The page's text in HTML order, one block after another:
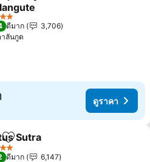
ว
ดีมาก
3,706
ลันกูด
ดูราคา
เพิ่มในรายการโปรด
Sutra
ว
ดีมาก
6,147